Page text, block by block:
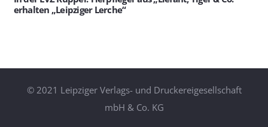
erhalten „Leipziger Lerche“
©2021 Leipziger Verlags- und Druckereigesellschaft
mbH & Co. KG